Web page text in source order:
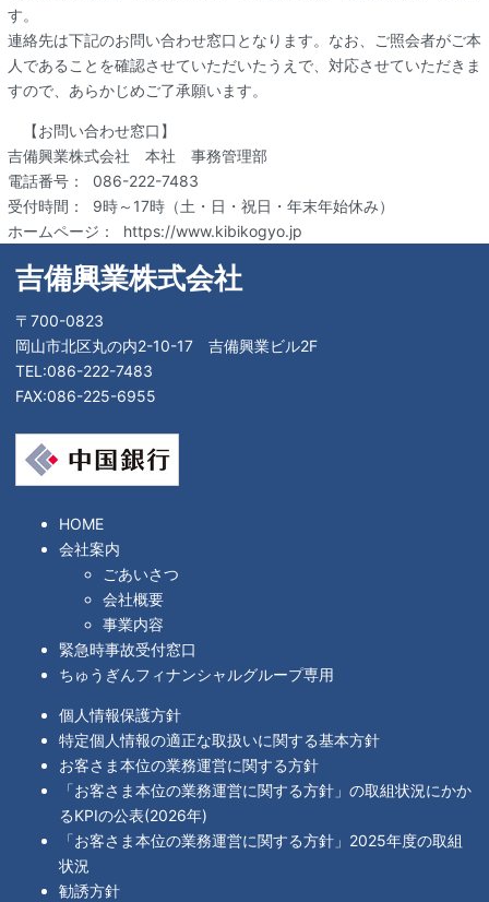
す。
連絡先は下記のお問い合わせ窓口となります。なお、ご照会者がご本
人であることを確認させていただいたうえで、対応させていただきま
すので、あらかじめご了承願います。
【お問い合わせ窓口】
吉備興業株式会社 本社 事務管理部
電話番号： 086-222-7483
受付時間： 9時～17時（土・日・祝日・年末年始休み）
ホームページ： https://www.kibikogyo.jp
吉備興業株式会社
〒700-0823
岡山市北区丸の内2-10-17 吉備興業ビル2F
TEL:086-222-7483
FAX:086-225-6955
HOME
会社案内
ごあいさつ
会社概要
事業内容
緊急時事故受付窓口
ちゅうぎんフィナンシャルグループ専用
個人情報保護方針
特定個人情報の適正な取扱いに関する基本方針
お客さま本位の業務運営に関する方針
「お客さま本位の業務運営に関する方針」の取組状況にかか
るKPIの公表(2026年)
「お客さま本位の業務運営に関する方針」2025年度の取組
状況
勧誘方針